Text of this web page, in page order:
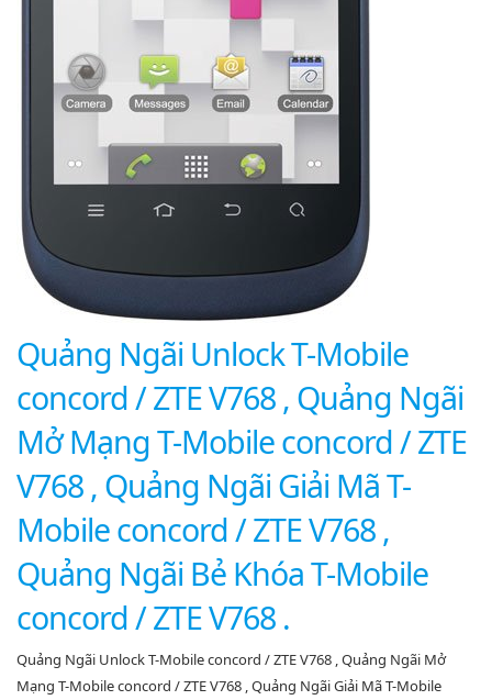
Quảng Ngãi Unlock T-Mobile
concord / ZTE V768 , Quảng Ngãi
Mở Mạng T-Mobile concord / ZTE
V768 , Quảng Ngãi Giải Mã T-
Mobile concord / ZTE V768 ,
Quảng Ngãi Bẻ Khóa T-Mobile
concord / ZTE V768 .
Quảng Ngãi Unlock T-Mobile concord / ZTE V768 , Quảng Ngãi Mở
Mạng T-Mobile concord / ZTE V768 , Quảng Ngãi Giải Mã T-Mobile